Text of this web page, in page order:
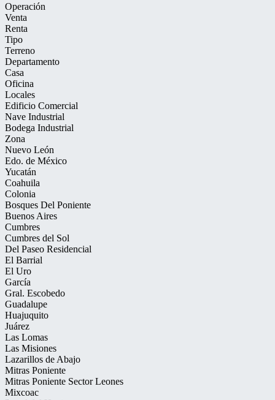
Operación
Venta
Renta
Tipo
Terreno
Departamento
Casa
Oficina
Locales
Edificio Comercial
Nave Industrial
Bodega Industrial
Zona
Nuevo León
Edo. de México
Yucatán
Coahuila
Colonia
Bosques Del Poniente
Buenos Aires
Cumbres
Cumbres del Sol
Del Paseo Residencial
El Barrial
El Uro
García
Gral. Escobedo
Guadalupe
Huajuquito
Juárez
Las Lomas
Las Misiones
Lazarillos de Abajo
Mitras Poniente
Mitras Poniente Sector Leones
Mixcoac